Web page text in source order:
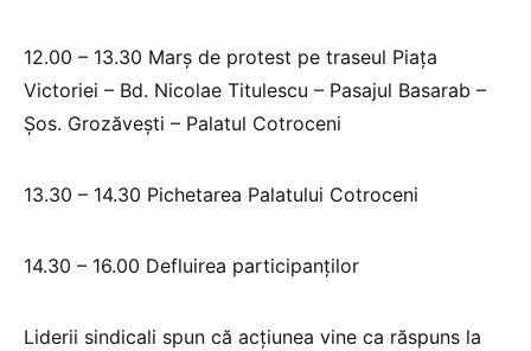
12.00 – 13.30 Marș de protest pe traseul Piața
Victoriei – Bd. Nicolae Titulescu – Pasajul Basarab –
Șos. Grozăvești – Palatul Cotroceni
13.30 – 14.30 Pichetarea Palatului Cotroceni
14.30 – 16.00 Defluirea participanților
Liderii sindicali spun că acțiunea vine ca răspuns la